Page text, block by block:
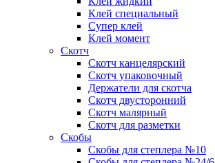
Клей специальный
Супер клей
Клей момент
Скотч
Скотч канцелярский
Скотч упаковочный
Держатели для скотча
Скотч двусторонний
Скотч малярный
Скотч для разметки
Скобы
Скобы для степлера №10